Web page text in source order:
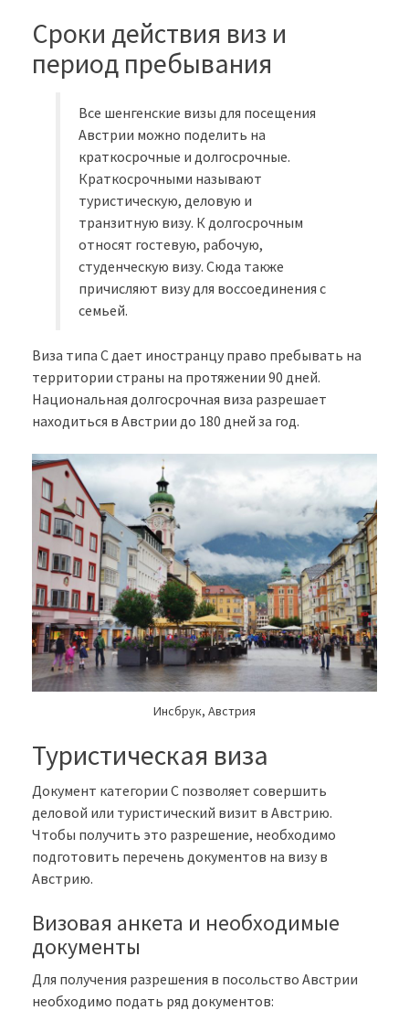
Сроки действия виз и
период пребывания
Все шенгенские визы для посещения
Австрии можно поделить на
краткосрочные и долгосрочные.
Краткосрочными называют
туристическую, деловую и
транзитную визу. К долгосрочным
относят гостевую, рабочую,
студенческую визу. Сюда также
причисляют визу для воссоединения с
семьей.
Виза типа C дает иностранцу право пребывать на
территории страны на протяжении 90 дней.
Национальная долгосрочная виза разрешает
находиться в Австрии до 180 дней за год.
Инсбрук, Австрия
Туристическая виза
Документ категории C позволяет совершить
деловой или туристический визит в Австрию.
Чтобы получить это разрешение, необходимо
подготовить перечень документов на визу в
Австрию.
Визовая анкета и необходимые
документы
Для получения разрешения в посольство Австрии
необходимо подать ряд документов: